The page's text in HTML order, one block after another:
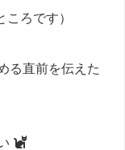
ころです）
る直前を伝えた